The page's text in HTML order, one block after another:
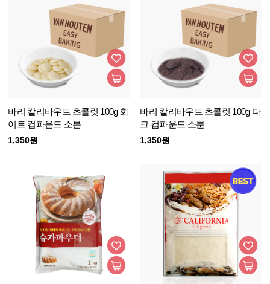
바리 칼리바우트 초콜릿 100g 화
이트 컴파운드 소분
1,350원
바리 칼리바우트 초콜릿 100g 다
크 컴파운드 소분
1,350원